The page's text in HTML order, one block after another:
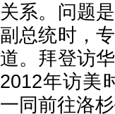
关系。问题
副总统时，
道。拜登访
2012年访美
一同前往洛杉